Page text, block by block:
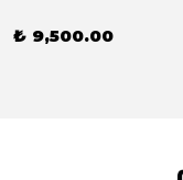
₺ 9,500.00